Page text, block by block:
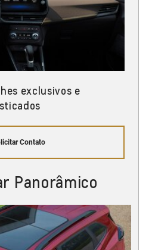
exclusivos e
Contato
Panorâmico